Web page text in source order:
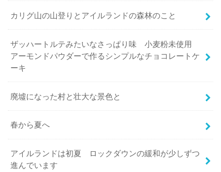
カリグ山の山登りとアイルランドの森林のこと
ザッハートルテみたいなさっぱり味 小麦粉未使用
アーモンドパウダーで作るシンプルなチョコレートケ
ーキ
廃墟になった村と壮大な景色と
春から夏へ
アイルランドは初夏 ロックダウンの緩和が少しずつ
進んでいます